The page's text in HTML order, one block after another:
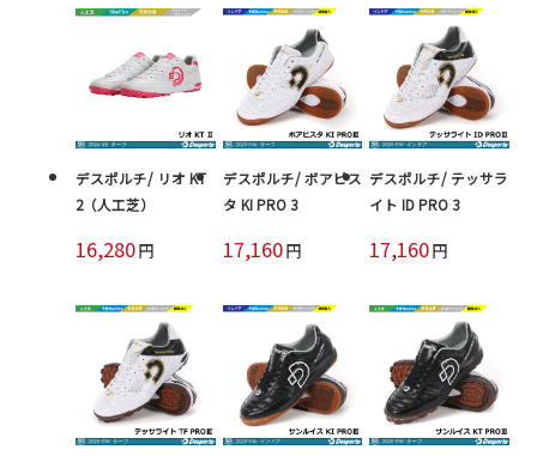
デスポルチ/ リオ KT
2（人工芝）
16,280円
デスポルチ/ ボアビス
タ KI PRO 3
17,160円
デスポルチ/ テッサラ
イト ID PRO 3
17,160円